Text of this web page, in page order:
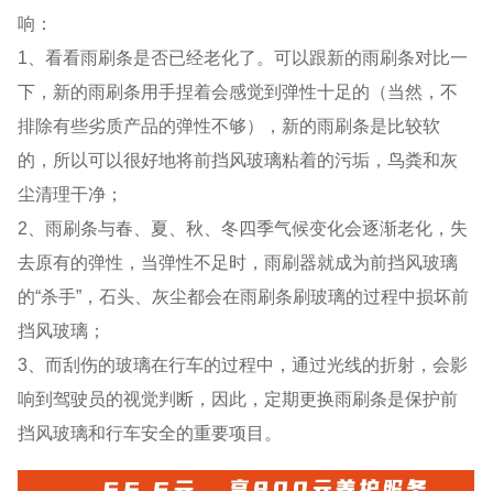
响：
1、看看雨刷条是否已经老化了。可以跟新的雨刷条对比一
下，新的雨刷条用手捏着会感觉到弹性十足的（当然，不
排除有些劣质产品的弹性不够），新的雨刷条是比较软
的，所以可以很好地将前挡风玻璃粘着的污垢，鸟粪和灰
尘清理干净；
2、雨刷条与春、夏、秋、冬四季气候变化会逐渐老化，失
去原有的弹性，当弹性不足时，雨刷器就成为前挡风玻璃
的“杀手”，石头、灰尘都会在雨刷条刷玻璃的过程中损坏前
挡风玻璃；
3、而刮伤的玻璃在行车的过程中，通过光线的折射，会影
响到驾驶员的视觉判断，因此，定期更换雨刷条是保护前
挡风玻璃和行车安全的重要项目。